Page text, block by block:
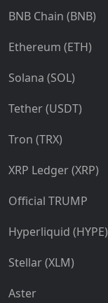
BNB Chain (BNB)
Ethereum (ETH)
Solana (SOL)
Tether (USDT)
Tron (TRX)
XRP Ledger (XRP)
Official TRUMP
Hyperliquid (HYPE)
Stellar (XLM)
Aster